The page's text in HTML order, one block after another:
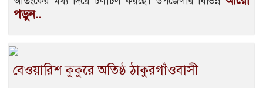
পড়ুন..
বেওয়ারিশ কুকুরে অতিষ্ঠ ঠাকুরগাঁওবাসী